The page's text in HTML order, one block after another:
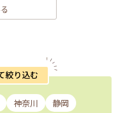
絞り込む
神奈川
静岡